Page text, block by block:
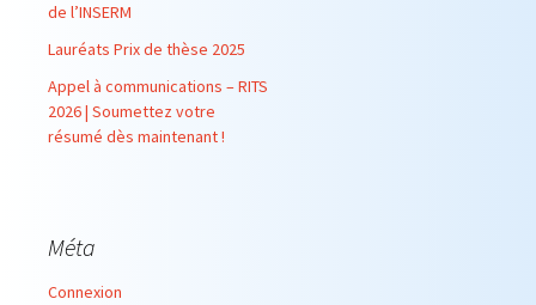
de l’INSERM
Lauréats Prix de thèse 2025
Appel à communications – RITS
2026 | Soumettez votre
résumé dès maintenant !
Méta
Connexion